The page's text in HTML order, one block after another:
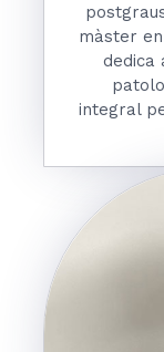
màster
dedica
integral